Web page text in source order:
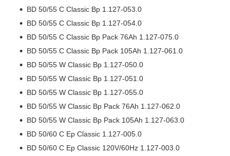
BD 50/55 C Classic Bp 1.127-053.0
BD 50/55 C Classic Bp 1.127-054.0
BD 50/55 C Classic Bp Pack 76Ah 1.127-075.0
BD 50/55 C Classic Bp Pack 105Ah 1.127-061.0
BD 50/55 W Classic Bp 1.127-050.0
BD 50/55 W Classic Bp 1.127-051.0
BD 50/55 W Classic Bp 1.127-055.0
BD 50/55 W Classic Bp Pack 76Ah 1.127-062.0
BD 50/55 W Classic Bp Pack 105Ah 1.127-063.0
BD 50/60 C Ep Classic 1.127-005.0
BD 50/60 C Ep Classic 120V/60Hz 1.127-003.0